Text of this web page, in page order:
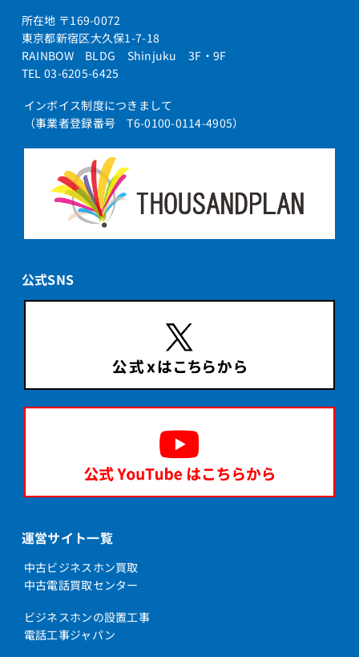
所在地 〒169-0072
東京都新宿区大久保1-7-18
RAINBOW BLDG Shinjuku 3F・9F
TEL 03-6205-6425
インボイス制度につきまして
（事業者登録番号 T6-0100-0114-4905）
公式SNS
運営サイト一覧
中古ビジネスホン買取
中古電話買取センター
ビジネスホンの設置工事
電話工事ジャパン